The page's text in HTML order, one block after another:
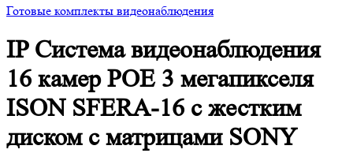
Готовые комплекты видеонаблюдения
IP Система видеонаблюдения
16 камер POE 3 мегапикселя
ISON SFERA-16 с жестким
диском с матрицами SONY